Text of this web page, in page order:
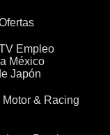
Empleo
México
Japón
Motor & Racing